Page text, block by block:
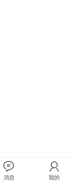
消息 我的